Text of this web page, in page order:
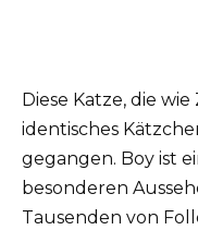
Diese Katze, die
identisches
gegangen. Boy ist
besonderen
Tausenden von